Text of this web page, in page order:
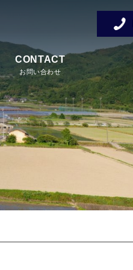
CONTACT
お問い合わせ